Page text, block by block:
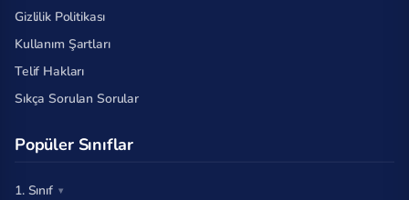
Gizlilik Politikası
Kullanım Şartları
Telif Hakları
Sıkça Sorulan Sorular
Popüler Sınıflar
1. Sınıf